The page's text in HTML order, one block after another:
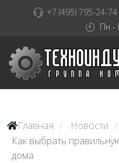
+7 (495) 795-24-74
Пн -
Главная / Новости /
Как выбрать
дома